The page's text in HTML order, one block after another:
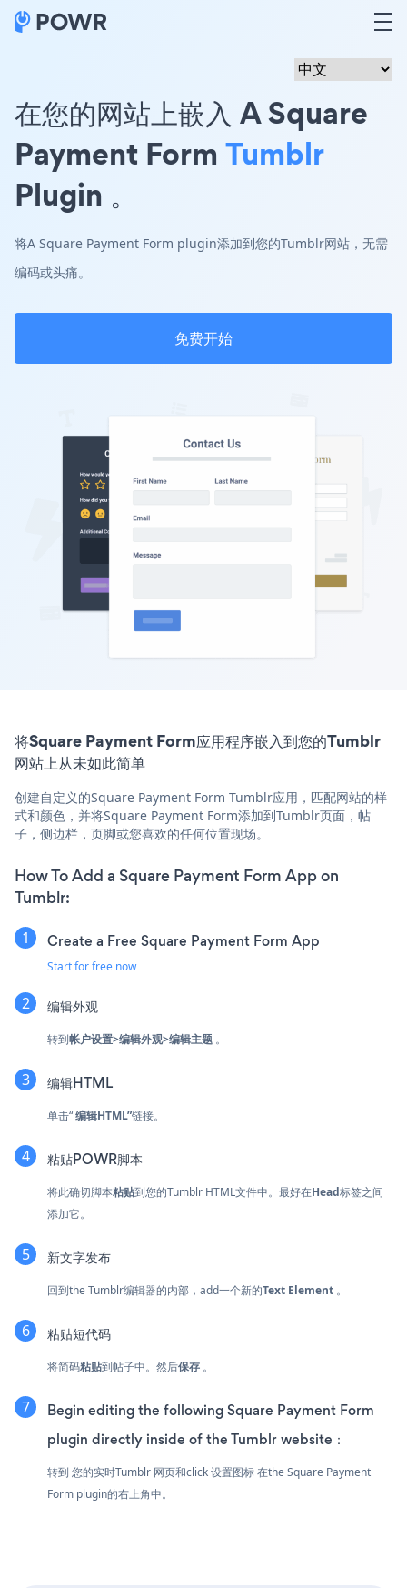
在您的网站上嵌入 A Square
Payment Form Tumblr
Plugin 。
将A Square Payment Form plugin添加到您的Tumblr网站，无需
编码或头痛。
免费开始
将Square Payment Form应用程序嵌入到您的Tumblr
网站上从未如此简单
创建自定义的Square Payment Form Tumblr应用，匹配网站的样
式和颜色，并将Square Payment Form添加到Tumblr页面，帖
子，侧边栏，页脚或您喜欢的任何位置现场。
How To Add a Square Payment Form App on
Tumblr:
Create a Free Square Payment Form App
Start for free now
编辑外观
转到帐户设置>编辑外观>编辑主题 。
编辑HTML
单击“编辑HTML”链接。
粘贴POWR脚本
将此确切脚本粘贴到您的Tumblr HTML文件中。最好在Head标签之间
添加它。
新文字发布
回到the Tumblr编辑器的内部，add一个新的Text Element 。
粘贴短代码
将简码粘贴到帖子中。然后保存 。
Begin editing the following Square Payment Form
plugin directly inside of the Tumblr website：
转到 您的实时Tumblr 网页和click 设置图标在the Square Payment
Form plugin的右上角中。